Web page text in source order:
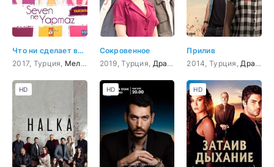
Что ни сделает влюбленный
2017, Турция, Мелодрама ,Комедия
Сокровенное
2019, Турция, Драма
Прилив
2014, Турция, Драма
HD HD HD